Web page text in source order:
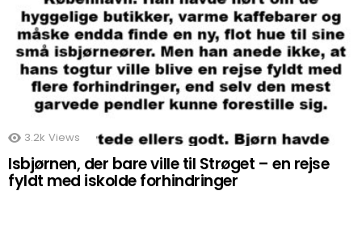
3.2k Views
Isbjørnen, der bare ville til Strøget – en rejse
fyldt med iskolde forhindringer